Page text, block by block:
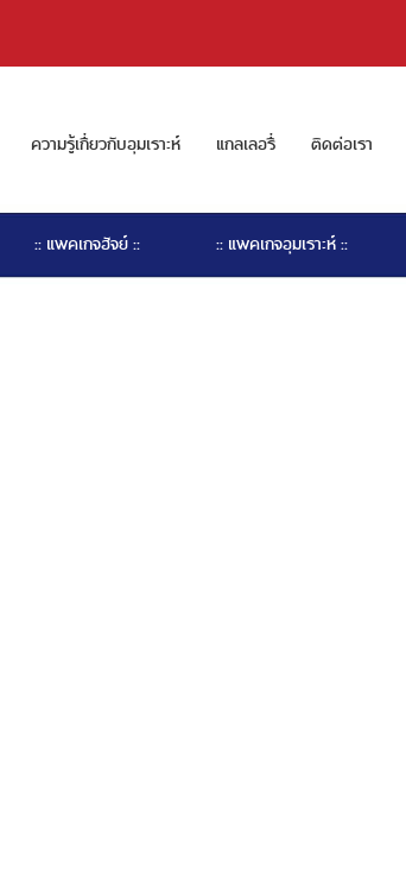
ความรู้เกี่ยวกับอุมเราะห์ แกลเลอรี่ ติดต่อเรา
:: แพคเกจฮัจย์ :: :: แพคเกจอุมเราะห์ ::